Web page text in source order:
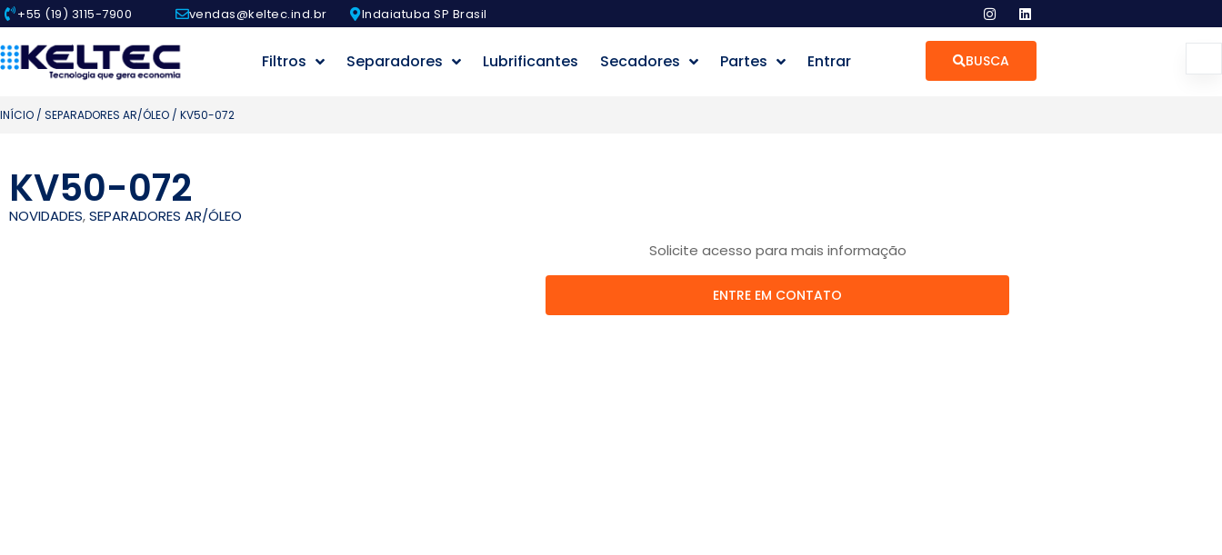
+55 (19) 3115-7900 vendas@keltec.ind.br Indaiatuba SP Brasil
Filtros Separadores Lubrificantes Secadores Partes Entrar BUSCA
INÍCIO / SEPARADORES AR/ÓLEO / KV50-072
KV50-072
NOVIDADES,SEPARADORES AR/ÓLEO
Solicite acesso para mais informação
ENTRE EM CONTATO